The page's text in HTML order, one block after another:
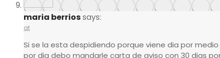
maria berriossays:
at
Si se la esta despidiendo porque viene dia por
por dia debo mandarle carta de aviso con 30 dias